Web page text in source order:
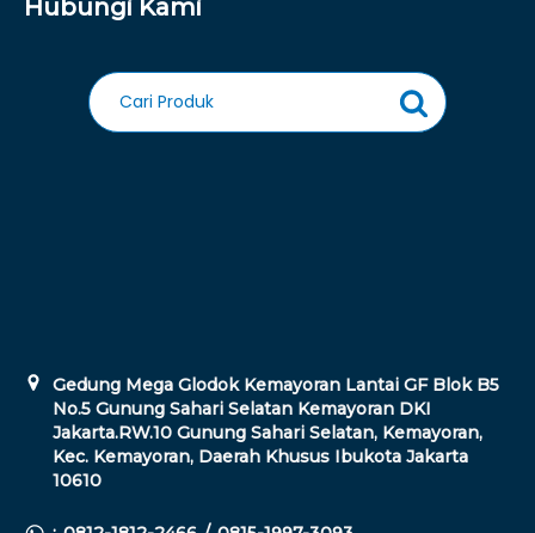
Hubungi Kami
Gedung Mega Glodok Kemayoran Lantai GF Blok B5
No.5 Gunung Sahari Selatan Kemayoran DKI
Jakarta.RW.10 Gunung Sahari Selatan, Kemayoran,
Kec. Kemayoran, Daerah Khusus Ibukota Jakarta
10610